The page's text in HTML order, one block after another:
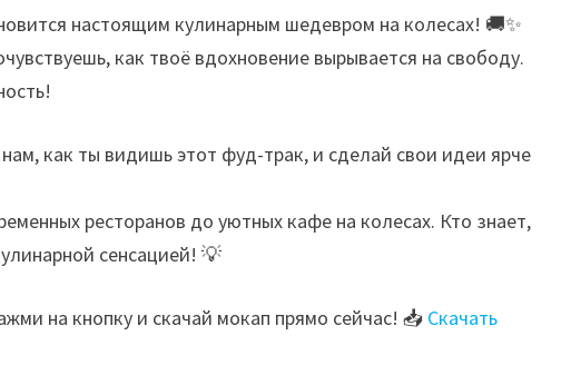
настоящим кулинарным шедевром на колесах! 🚚✨
как твоё вдохновение вырывается на свободу.
как ты видишь этот фуд-трак, и сделай свои идеи ярче
ресторанов до уютных кафе на колесах. Кто знает,
сенсацией! 💡
на кнопку и скачай мокап прямо сейчас! 📥 Скачать